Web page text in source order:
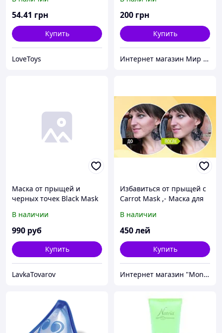
54.41 грн
Купить
LoveToys
200 грн
Купить
Интернет магазин Мир стендов. Товары из Украины
Маска от прыщей и
черных точек Black Mask
В наличии
990 руб
Купить
LavkaTovarov
Избавиться от прыщей с
Carrot Mask ,- Маска для
кожи
В наличии
450лей
Купить
Интернет магазин "Monna4ka"